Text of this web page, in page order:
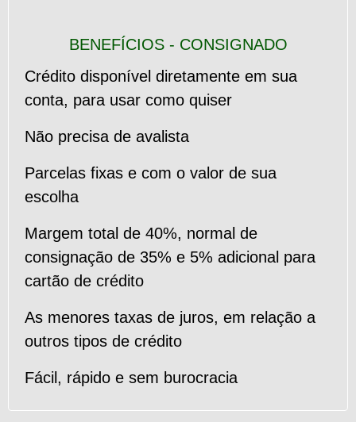
BENEFÍCIOS - CONSIGNADO
Crédito disponível diretamente em sua
conta, para usar como quiser
Não precisa de avalista
Parcelas fixas e com o valor de sua
escolha
Margem total de 40%, normal de
consignação de 35% e 5% adicional para
cartão de crédito
As menores taxas de juros, em relação a
outros tipos de crédito
Fácil, rápido e sem burocracia